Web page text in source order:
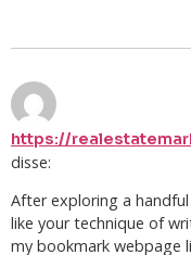
https://
disse:
After exploring a
like your technique of
my bookmark webpage